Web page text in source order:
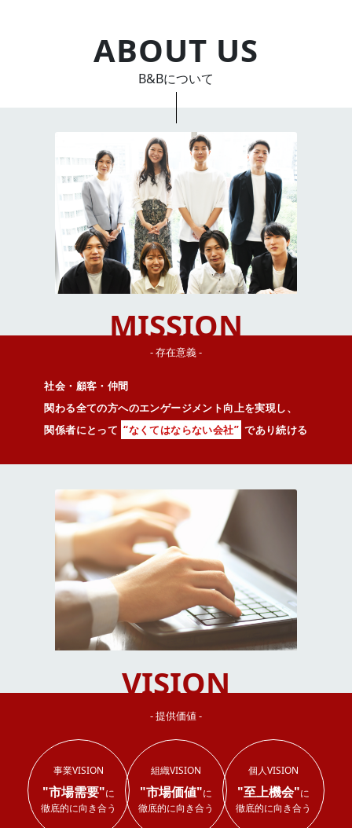
ABOUT US
B&Bについて
MISSION
- 存在意義 -
社会・顧客・仲間
関わる全ての方へのエンゲージメント向上を実現し、
関係者にとって “なくてはならない会社” であり続ける
VISION
- 提供価値 -
事業VISION
"市場需要"に
徹底的に向き合う
組織VISION
"市場価値"に
徹底的に向き合う
個人VISION
"至上機会"に
徹底的に向き合う